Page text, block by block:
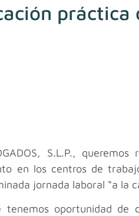
S.L.P.,
en los centros de
jornada laboral “a la
oportunidad